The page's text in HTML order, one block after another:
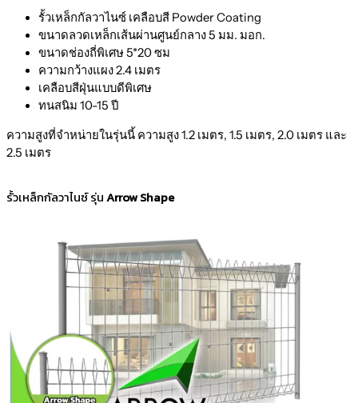
รั้วเหล็กกัลวาไนซ์ เคลือบสี Powder Coating
ขนาดลวดเหล็กเส้นผ่านศูนย์กลาง 5 มม. มอก.
ขนาดช่องถี่พิเศษ 5*20 ซม
ความกว้างแผง 2.4 เมตร
เคลือบสีฝุ่นแบบดีพิเศษ
ทนสนิม 10-15 ปี
ความสูงที่จำหน่ายในรุ่นนี้ ความสูง 1.2 เมตร, 1.5 เมตร, 2.0 เมตร และ
2.5 เมตร
รั้วเหล็กกัลวาไนซ์ รุ่นArrow Shape